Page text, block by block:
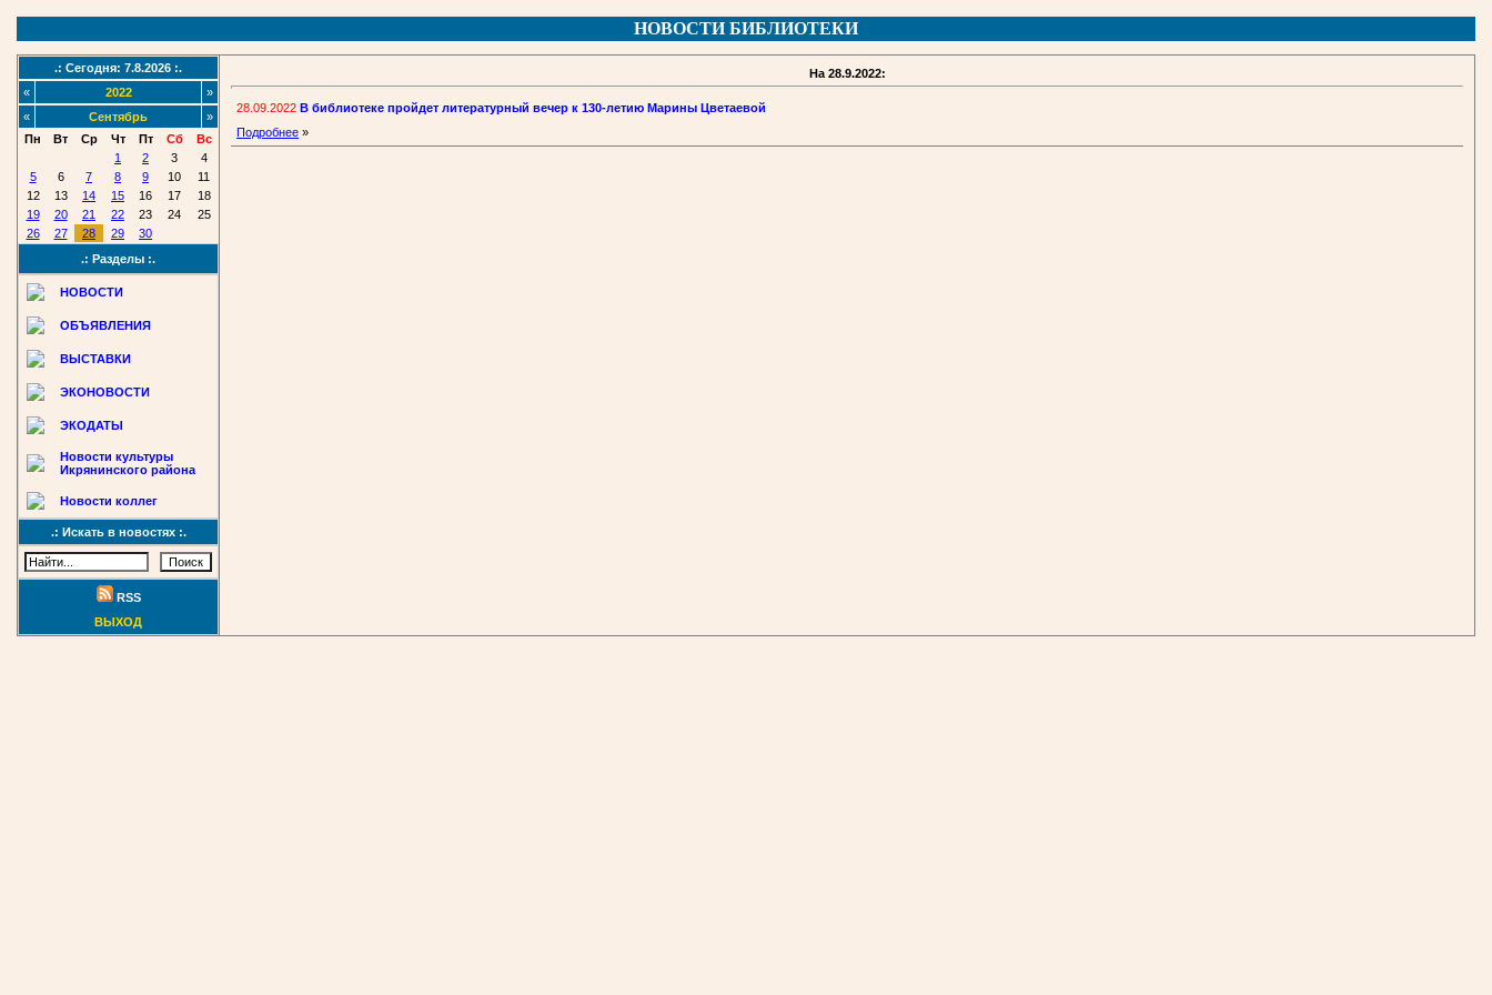
НОВОСТИ БИБЛИОТЕКИ
.: Сегодня: 7.8.2026 :.
«
2022
»
«
Сентябрь
»
Пн
Вт Ср Чт Пт Сб
Вс
1
2 3
4
5
6 7 8 9 10
11
12
13 14 15 16 17
18
19
20 21 22 23 24
25
26
27 28 29
30
.: Разделы :.
НОВОСТИ
ОБЪЯВЛЕНИЯ
ВЫСТАВКИ
ЭКОНОВОСТИ
ЭКОДАТЫ
Новости культуры
Икрянинского района
Новости коллег
.: Искать в новостях :.
RSS
ВЫХОД
На 28.9.2022:
28.09.2022 В библиотеке пройдет литературный вечер к 130-летию Марины Цветаевой
Подробнее »